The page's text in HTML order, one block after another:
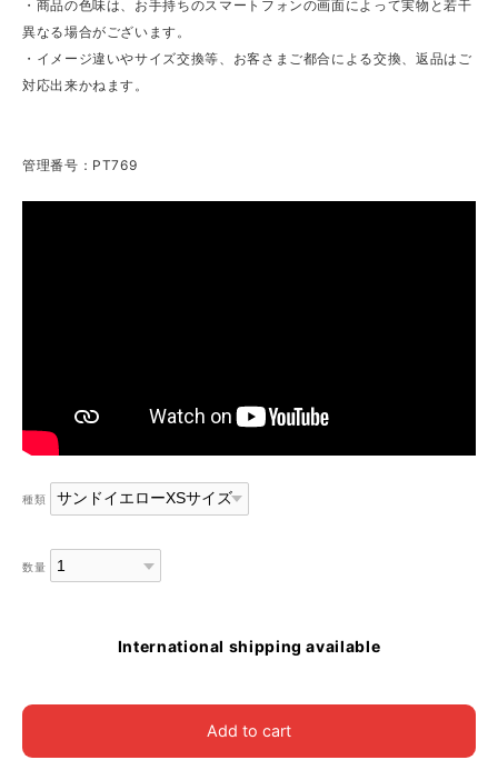
・商品の色味は、お手持ちのスマートフォンの画面によって実物と若干
異なる場合がございます。
・イメージ違いやサイズ交換等、お客さまご都合による交換、返品はご
対応出来かねます。
管理番号：PT769
種類
数量
International shipping available
Add to cart